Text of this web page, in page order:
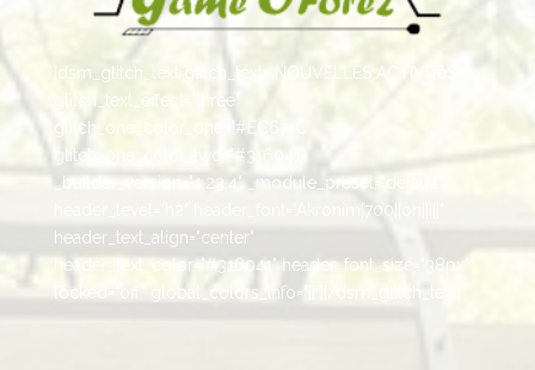
[dsm_glitch_text glitch_text="NOUVELLES ACTIVITéS"
glitch_text_effect="three"
glitch_one_color_one="#EC671C"
glitch_one_color_two="#316041"
_builder_version="4.23.4" _module_preset="default"
header_level="h2" header_font="Akronim|700||on|||||"
header_text_align="center"
header_text_color="#316041" header_font_size="38px"
locked="off" global_colors_info="{}"][/dsm_glitch_text]